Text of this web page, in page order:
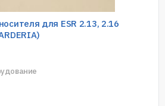
для ESR 2.13, 2.16